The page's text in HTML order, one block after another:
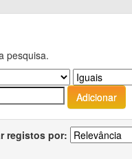
pesquisa.
registos por: